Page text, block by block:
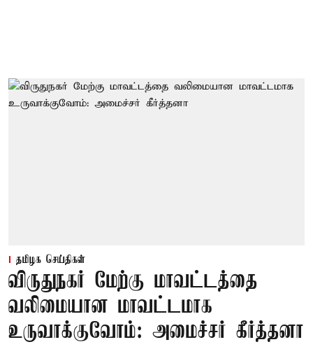
தமிழக செய்திகள்
விருதுநகர் மேற்கு மாவட்டத்தை
வலிமையான மாவட்டமாக
உருவாக்குவோம்: அமைச்சர் கீர்த்தனா